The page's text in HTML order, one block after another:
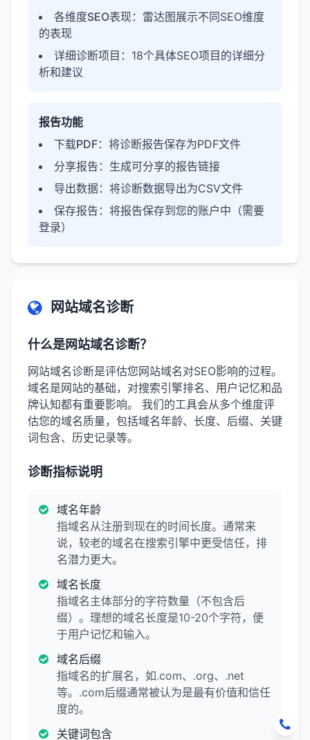
各维度SEO表现：雷达图展示不同SEO维度
的表现
详细诊断项目 ：18个具体SEO项目的详细分
析和建议
报告功能
下载PDF：将诊断报告保存为PDF文件
分享报告 ：生成可分享的报告链接
导出数据：将诊断数据导出为CSV文件
保存报告 ：将报告保存到您的账户中（需要
登录）
网站域名诊断
什么是网站域名诊断？
网站域名诊断是评估您网站域名对SEO影响的过程。
域名是网站的基础，对搜索引擎排名、用户记忆和品
牌认知都有重要影响。 我们的工具会从多个维度评
估您的域名质量，包括域名年龄、长度、后缀、关键
词包含、历史记录等。
诊断指标说明
域名年龄
指域名从注册到现在的时间长度。通常来
说，较老的域名在搜索引擎中更受信任，排
名潜力更大。
域名长度
指域名主体部分的字符数量（不包含后
缀）。理想的域名长度是10-20个字符，便
于用户记忆和输入。
域名后缀
指域名的扩展名，如.com、.org、.net
等。.com后缀通常被认为是最有价值和信任
度的。
关键词包含